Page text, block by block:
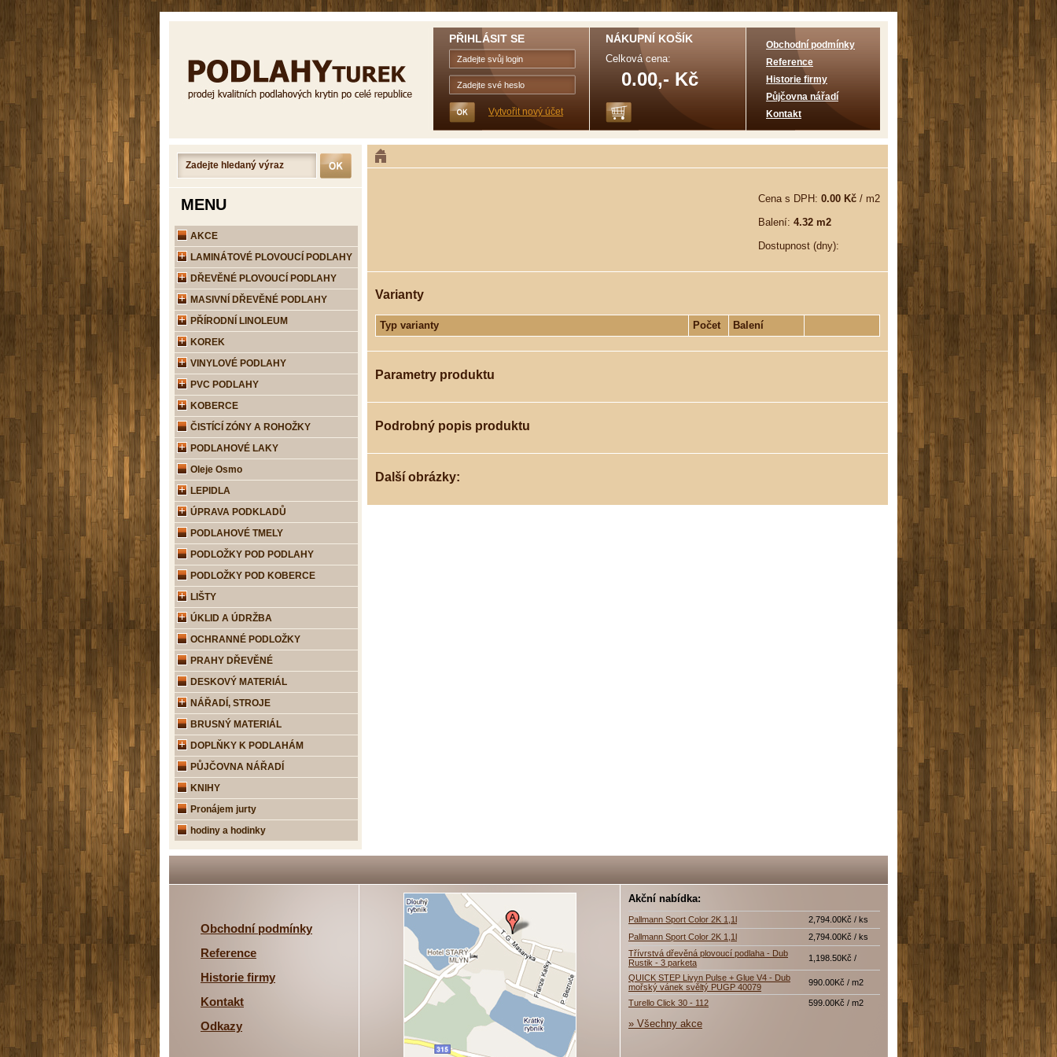
Cena s DPH: 0.00 Kč / m2
Balení: 4.32 m2
Dostupnost (dny):
Varianty
Typ varianty Počet Balení
Parametry produktu
Podrobný popis produktu
Další obrázky:
PŘIHLÁSIT SE
Vytvořit nový účet
NÁKUPNÍ KOŠÍK
Celková cena:
0.00,- Kč
Obchodní podmínky
Reference
Historie firmy
Půjčovna nářadí
Kontakt
MENU
AKCE
LAMINÁTOVÉ PLOVOUCÍ PODLAHY
DŘEVĚNÉ PLOVOUCÍ PODLAHY
MASIVNÍ DŘEVĚNÉ PODLAHY
PŘÍRODNÍ LINOLEUM
KOREK
VINYLOVÉ PODLAHY
PVC PODLAHY
KOBERCE
ČISTÍCÍ ZÓNY A ROHOŽKY
PODLAHOVÉ LAKY
Oleje Osmo
LEPIDLA
ÚPRAVA PODKLADŮ
PODLAHOVÉ TMELY
PODLOŽKY POD PODLAHY
PODLOŽKY POD KOBERCE
LIŠTY
ÚKLID A ÚDRŽBA
OCHRANNÉ PODLOŽKY
PRAHY DŘEVĚNÉ
DESKOVÝ MATERIÁL
NÁŘADÍ, STROJE
BRUSNÝ MATERIÁL
DOPLŇKY K PODLAHÁM
PŮJČOVNA NÁŘADÍ
KNIHY
Pronájem jurty
hodiny a hodinky
Obchodní podmínky
Reference
Historie firmy
Kontakt
Odkazy
Akční nabídka:
Pallmann Sport Color 2K 1,1l
2,794.00Kč / ks
Pallmann Sport Color 2K 1,1l
2,794.00Kč / ks
Třívrstvá dřevěná plovoucí podlaha - Dub
Rustik - 3 parketa
1,198.50Kč /
QUICK STEP Livyn Pulse + Glue V4 - Dub
mořský vánek svěltý PUGP 40079
990.00Kč / m2
Turello Click 30 - 112 599.00Kč / m2
» Všechny akce